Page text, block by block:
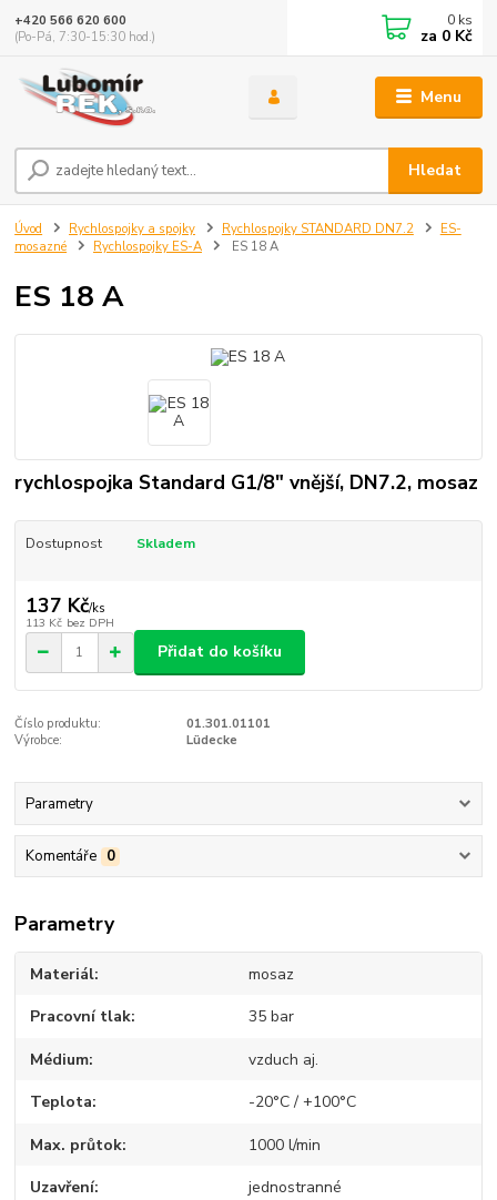
Menu
Hledat
+420 566 620 600
(Po-Pá, 7:30-15:30 hod.)
0 ks
za 0 Kč
Úvod Rychlospojky a spojky Rychlospojky STANDARD DN7.2
ES-
mosazné
Rychlospojky ES-A ES 18 A
ES 18 A
rychlospojka Standard G1/8" vnější, DN7.2, mosaz
Dostupnost Skladem
137 Kč/ks
113 Kč bez DPH
Přidat do košíku
Číslo produktu:
01.301.01101
Výrobce:
Lüdecke
Parametry
Komentáře 0
Parametry
Materiál mosaz
Pracovní tlak 35 bar
Médium vzduch aj.
Teplota -20°C / +100°C
Max. průtok 1000 l/min
Uzavření jednostranné